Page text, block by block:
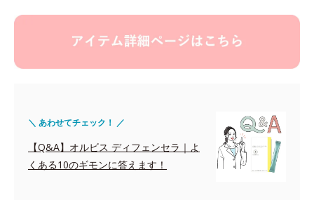
＼ あわせてチェック！ ／
【Q&A】オルビス ディフェンセラ｜よ
くある10のギモンに答えます！